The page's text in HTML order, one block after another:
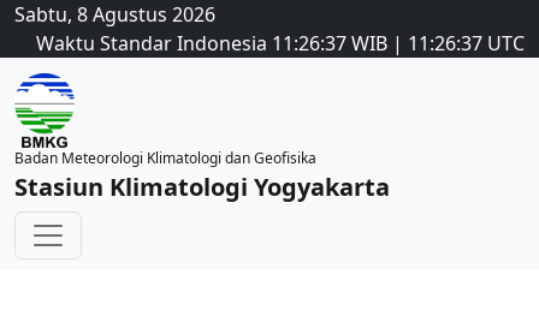
Sabtu, 8 Agustus 2026
Waktu Standar Indonesia 11:26:37WIB | 11:26:37 UTC
Badan Meteorologi Klimatologi dan Geofisika
Stasiun Klimatologi Yogyakarta